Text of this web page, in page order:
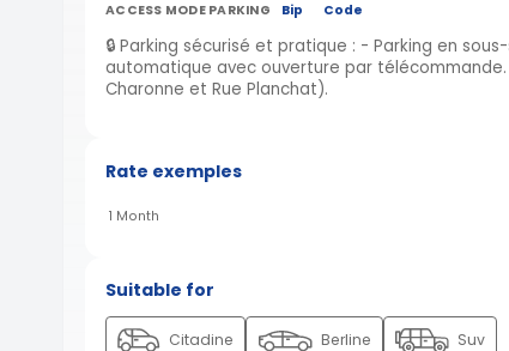
ACCESS MODE PARKING Bip Code
🔒 Parking sécurisé et pratique : - Parking en
automatique avec ouverture par
Charonne et Rue Planchat).
Rate exemples
1 Month
Suitable for
Citadine Berline Suv